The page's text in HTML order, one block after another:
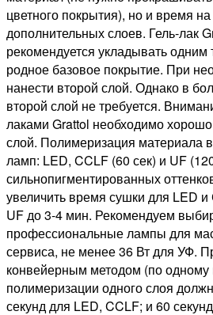
цветного покрытия), но и время
дополнительных слоев. Гель-лак
рекомендуется укладывать
родное базовое покрытие. При
нанести второй слой. Однако в
второй слой не требуется.
лаками Grattol необходимо
слой. Полимеризация материала
ламп: LED, CCLF (60 сек) и UF
сильнопигментированных
увеличить время сушки для LED
UF до 3-4 мин. Рекомендуем
профессиональные лампы для
сервиса, не менее 36 Вт для УФ.
конвейерным методом (по одному
полимеризации одного слоя
секунд для LED, CCLF; и 60